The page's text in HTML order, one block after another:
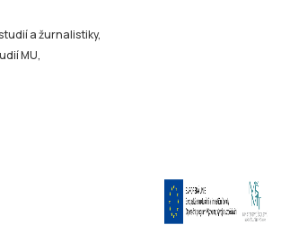
v rámci realizace projektu Strategické investice Masarykovy